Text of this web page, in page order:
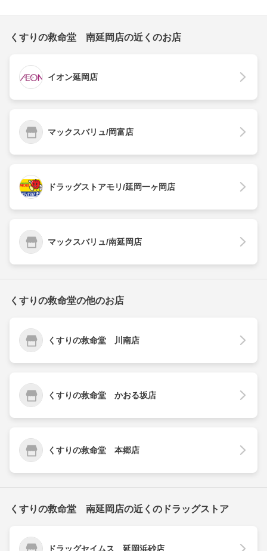
くすりの救命堂 南延岡店の近くのお店
イオン延岡店
マックスバリュ/岡富店
ドラッグストアモリ/延岡一ヶ岡店
マックスバリュ/南延岡店
くすりの救命堂の他のお店
くすりの救命堂 川南店
くすりの救命堂 かおる坂店
くすりの救命堂 本郷店
くすりの救命堂 南延岡店の近くのドラッグストア
ドラッグセイムス 延岡浜砂店